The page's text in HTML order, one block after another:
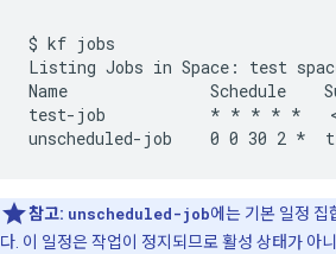
$ kf jobs
Listing Jobs in Space: test
Name               Schedule
test-job           * * * * *
참고: unscheduled-job에는 기본 일정 집
다. 이 일정은 작업이 정지되므로 활성 상태가 아